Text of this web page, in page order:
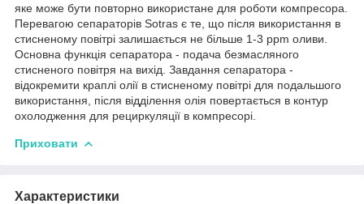
яке може бути повторно використане для роботи компресора.
Перевагою сепараторів Sotras є те, що після використання в
стисненому повітрі залишається не більше 1-3 ppm оливи.
Основна функція сепаратора - подача безмасляного
стисненого повітря на вихід. Завдання сепаратора -
відокремити краплі олії в стисненому повітрі для подальшого
використання, після відділення олія повертається в контур
охолодження для рециркуляції в компресорі.
Приховати
Характеристики